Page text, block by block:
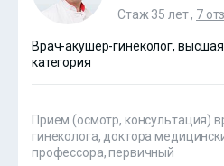
Стаж 35 лет , 7
Врач-акушер-гинеколог,
категория
Прием (осмотр, консультация)
гинеколога, доктора
профессора, первичный